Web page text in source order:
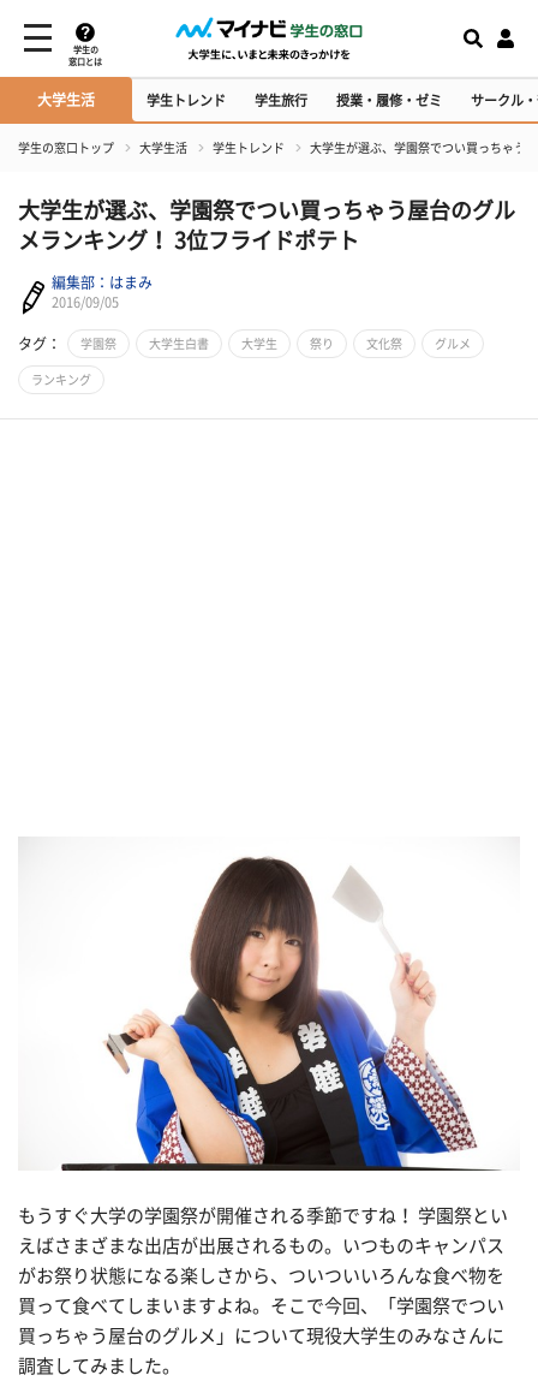
学生の
窓口とは
大学生活 学生トレンド 学生旅行 授業・履修・ゼミ サークル
学生の窓口トップ 大学生活 学生トレンド 大学生が選ぶ、学園祭でつい買っちゃう
大学生が選ぶ、学園祭でつい買っちゃう屋台のグル
メランキング！ 3位フライドポテト
編集部：はまみ
2016/09/05
タグ： 学園祭 大学生白書 大学生 祭り 文化祭 グルメ
ランキング
もうすぐ大学の学園祭が開催される季節ですね！ 学園祭とい
えばさまざまな出店が出展されるもの。いつものキャンパス
がお祭り状態になる楽しさから、ついついいろんな食べ物を
買って食べてしまいますよね。そこで今回、「学園祭でつい
買っちゃう屋台のグルメ」について現役大学生のみなさんに
調査してみました。